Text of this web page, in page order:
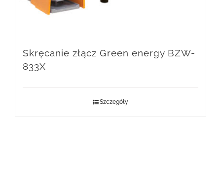
Skręcanie złącz Green energy BZW-
833X
Szczegóły